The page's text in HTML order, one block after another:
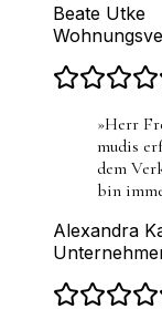
Beate Utke
»Herr
mudis
dem
bin
Alexandra